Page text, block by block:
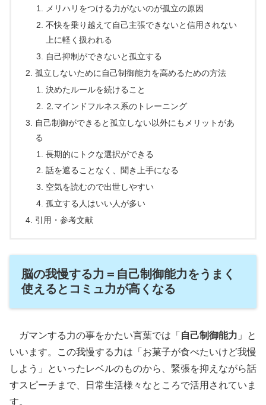
メリハリをつける力がないのが孤立の原因
不快を乗り越えて自己主張できないと信用されない
上に軽く扱われる
自己抑制ができないと孤立する
孤立しないために自己制御能力を高めるための方法
決めたルールを続けること
⒉マインドフルネス系のトレーニング
自己制御ができると孤立しない以外にもメリットがあ
る
長期的にトクな選択ができる
話を遮ることなく、聞き上手になる
空気を読むので出世しやすい
孤立する人はいい人が多い
引用・参考文献
脳の我慢する力＝自己制御能力をうまく
使えるとコミュ力が高くなる
ガマンする力の事をかたい言葉では「 自己制御能力 」と
いいます。この我慢する力は「お菓子が食べたいけど我慢
しよう」といったレベルのものから、緊張を抑えながら話
すスピーチまで、日常生活様々なところで活用されていま
す。